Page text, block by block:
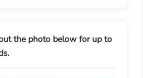
the photo below for up to